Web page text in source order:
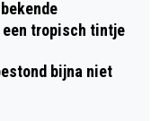
tropisch tintje
bijna niet